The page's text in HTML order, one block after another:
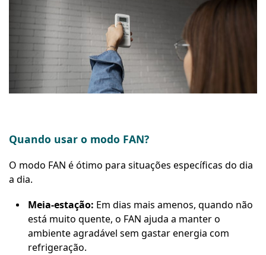
Quando usar o modo FAN?
O modo FAN é ótimo para situações específicas do dia
a dia.
Meia-estação: Em dias mais amenos, quando não
está muito quente, o FAN ajuda a manter o
ambiente agradável sem gastar energia com
refrigeração.